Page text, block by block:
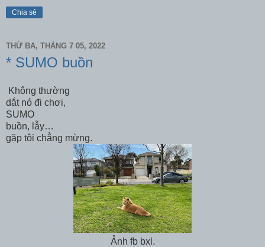
Chia sẻ
THỨ BA, THÁNG 7 05, 2022
* SUMO buồn
Không thường
dắt nó đi chơi,
SUMO
buồn, lẫy…
gặp tôi chẳng mừng.
Ảnh fb bxl.